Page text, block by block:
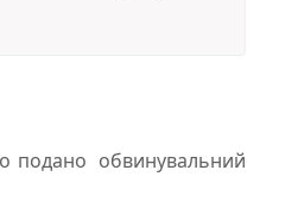
подано обвинувальний